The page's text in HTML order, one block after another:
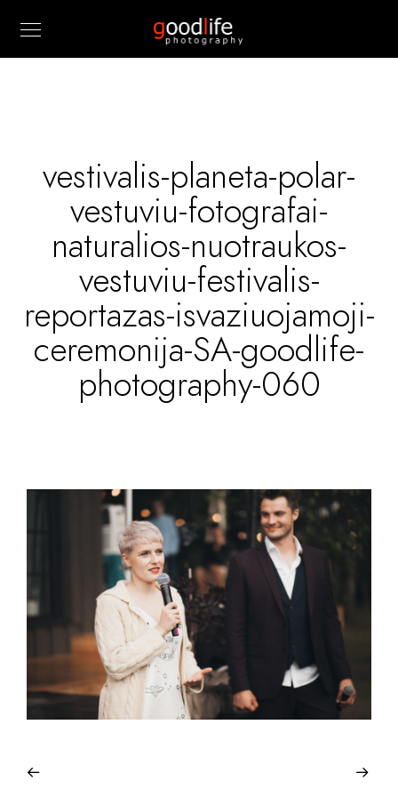
vestivalis-planeta-polar-
vestuviu-fotografai-
naturalios-nuotraukos-
vestuviu-festivalis-
reportazas-isvaziuojamoji-
ceremonija-SA-goodlife-
photography-060